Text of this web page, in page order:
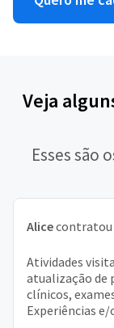
Veja
Esses são
Alicecontratou
Atividades
atualização de
clínicos,
Experiências